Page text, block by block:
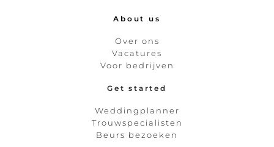
About us
Over ons
Vacatures
Voor bedrijven
Get started
Weddingplanner
Trouwspecialisten
Beurs bezoeken